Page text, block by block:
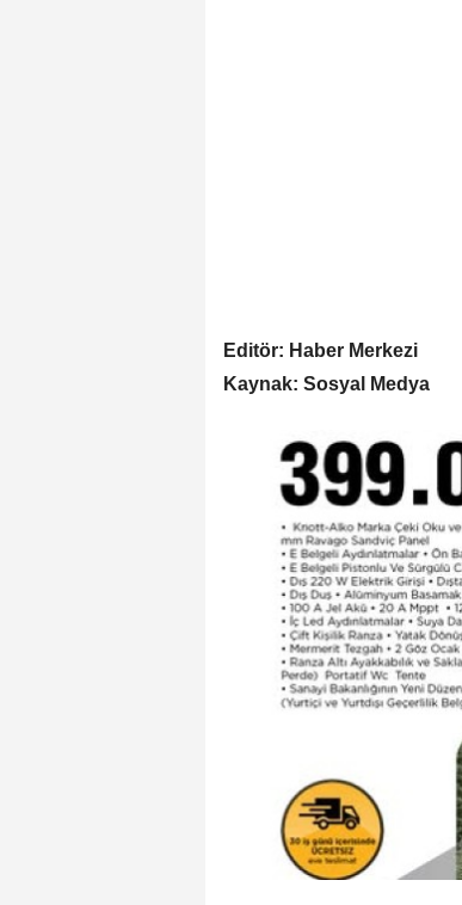
Editör: Haber Merkezi
Kaynak: Sosyal Medya